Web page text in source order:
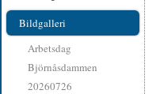
Bildgalleri
Arbetsdag
Björnåsdammen
20260726